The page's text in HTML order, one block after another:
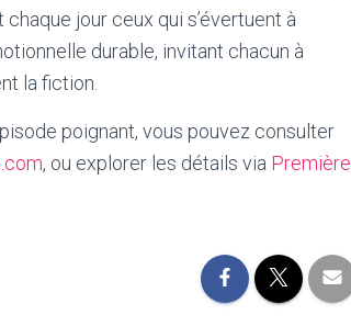
jour ceux qui s’évertuent à
durable, invitant chacun à
la fiction.
poignant, vous pouvez consulter
, ou explorer les détails via Première